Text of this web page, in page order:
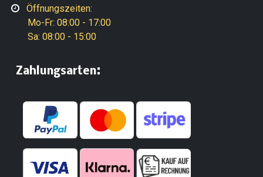
Öffnungszeiten:
Mo-Fr: 08:00 - 17:00
Sa: 08:00 - 15:00
​Zahlungsarten: